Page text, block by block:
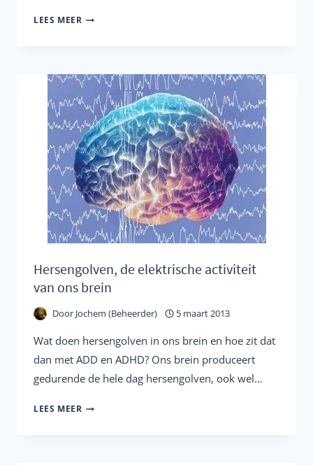
LEES MEER HET
VS
HET
ADD
EN
ADHD
BREIN
Hersengolven, de elektrische activiteit
van ons brein
Door Jochem (Beheerder) 5 maart 2013
Wat doen hersengolven in ons brein en hoe zit dat
dan met ADD en ADHD? Ons brein produceert
gedurende de hele dag hersengolven, ook wel…
LEES MEER HERSENGOLVEN,